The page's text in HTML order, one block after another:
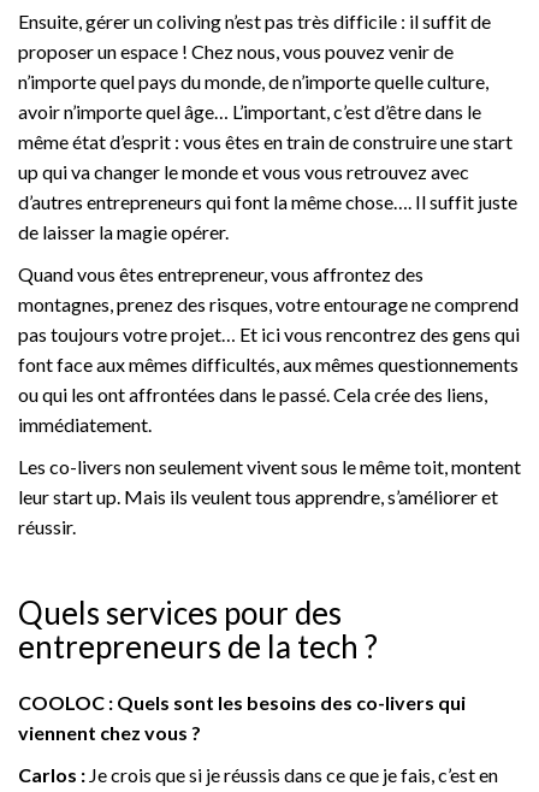
Ensuite, gérer un coliving n’est pas très difficile : il suffit de
proposer un espace ! Chez nous, vous pouvez venir de
n’importe quel pays du monde, de n’importe quelle culture,
avoir n’importe quel âge… L’important, c’est d’être dans le
même état d’esprit : vous êtes en train de construire une start
up qui va changer le monde et vous vous retrouvez avec
d’autres entrepreneurs qui font la même chose…. Il suffit juste
de laisser la magie opérer.
Quand vous êtes entrepreneur, vous affrontez des
montagnes, prenez des risques, votre entourage ne comprend
pas toujours votre projet… Et ici vous rencontrez des gens qui
font face aux mêmes difficultés, aux mêmes questionnements
ou qui les ont affrontées dans le passé. Cela crée des liens,
immédiatement.
Les co-livers non seulement vivent sous le même toit, montent
leur start up. Mais ils veulent tous apprendre, s’améliorer et
réussir.
Quels services pour des
entrepreneurs de la tech ?
COOLOC : Quels sont les besoins des co-livers qui
viennent chez vous ?
Carlos : Je crois que si je réussis dans ce que je fais, c’est en